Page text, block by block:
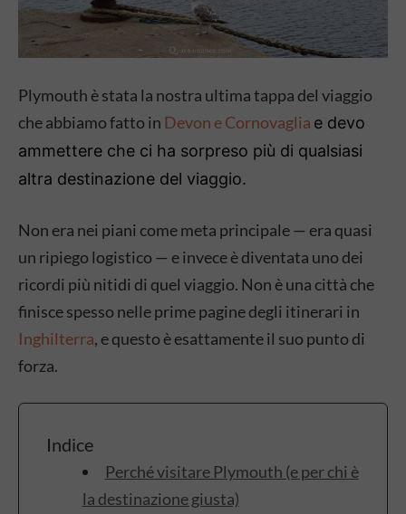
Plymouth è stata la nostra ultima tappa del viaggio
che abbiamo fatto in Devon e Cornovaglia e devo
ammettere che ci ha sorpreso più di qualsiasi
altra destinazione del viaggio.
Non era nei piani come meta principale — era quasi
un ripiego logistico — e invece è diventata uno dei
ricordi più nitidi di quel viaggio. Non è una città che
finisce spesso nelle prime pagine degli itinerari in
Inghilterra, e questo è esattamente il suo punto di
forza.
Indice
Perché visitare Plymouth (e per chi è
la destinazione giusta)